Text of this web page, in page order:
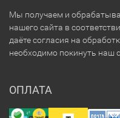
Мы получаем и
нашего сайта в
даёте согласия на
необходимо покинуть наш
ОПЛАТА